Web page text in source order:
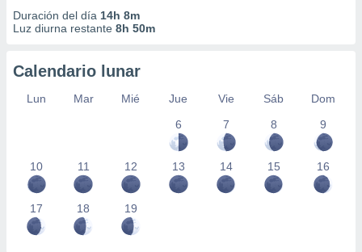
Duración del día 14h 8m
Luz diurna restante 8h 50m
Calendario lunar
Lun Mar Mié Jue Vie Sáb
Dom
6
7 8 9
10 11 12 13 14 15 16
17 18 19